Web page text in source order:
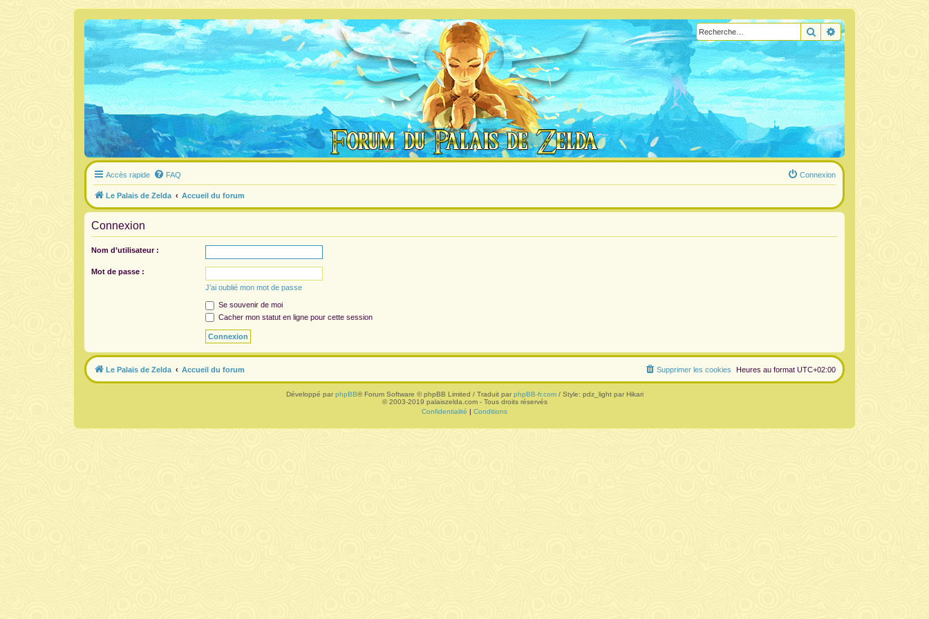
RechercherRecherche avancée
Accès rapide FAQ Connexion
Le Palais de Zelda Accueil du forum
Connexion
Nom d’utilisateur :
Mot de passe :
J’ai oublié mon mot de passe
Se souvenir de moi
Cacher mon statut en ligne pour cette session
Le Palais de Zelda Accueil du forum Heures au format UTC+02:00
Supprimer les cookies
Développé par phpBB® Forum Software © phpBB Limited / Traduit par phpBB-fr.com/ Style: pdz_light par Hikari
© 2003-2019 palaiszelda.com - Tous droits réservés
Confidentialité | Conditions